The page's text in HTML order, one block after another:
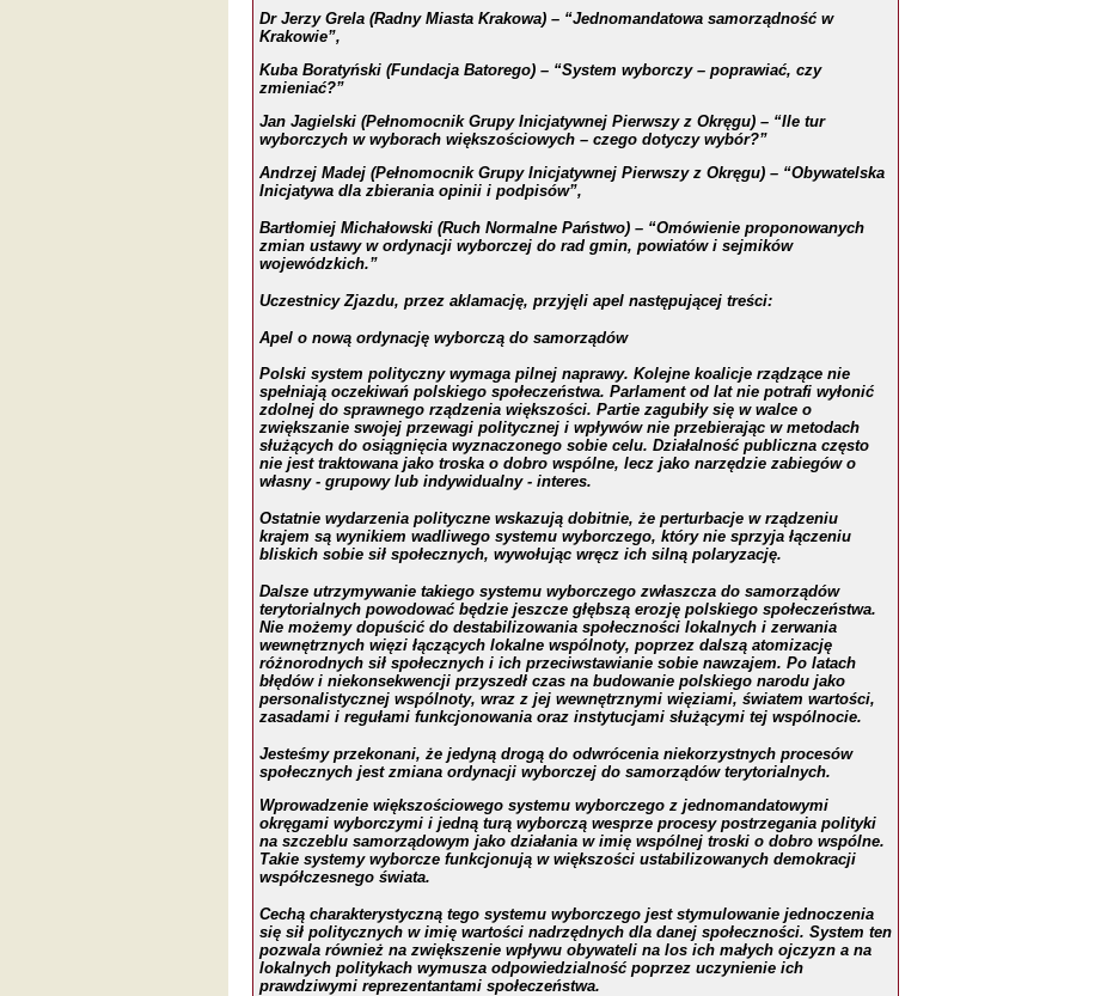
Dr Jerzy Grela (Radny Miasta Krakowa) – “Jednomandatowa samorządność w
Krakowie”,
Kuba Boratyński (Fundacja Batorego) – “System wyborczy – poprawiać, czy
zmieniać?”
Jan Jagielski (Pełnomocnik Grupy Inicjatywnej Pierwszy z Okręgu) – “Ile tur
wyborczych w wyborach większościowych – czego dotyczy wybór?”
Andrzej Madej (Pełnomocnik Grupy Inicjatywnej Pierwszy z Okręgu) – “Obywatelska
Inicjatywa dla zbierania opinii i podpisów”,
Bartłomiej Michałowski (Ruch Normalne Państwo) – “Omówienie proponowanych
zmian ustawy w ordynacji wyborczej do rad gmin, powiatów i sejmików
wojewódzkich.”
Uczestnicy Zjazdu, przez aklamację, przyjęli apel następującej treści:
Apel o nową ordynację wyborczą do samorządów
Polski system polityczny wymaga pilnej naprawy. Kolejne koalicje rządzące nie
spełniają oczekiwań polskiego społeczeństwa. Parlament od lat nie potrafi wyłonić
zdolnej do sprawnego rządzenia większości. Partie zagubiły się w walce o
zwiększanie swojej przewagi politycznej i wpływów nie przebierając w metodach
służących do osiągnięcia wyznaczonego sobie celu. Działalność publiczna często
nie jest traktowana jako troska o dobro wspólne, lecz jako narzędzie zabiegów o
własny - grupowy lub indywidualny - interes.
Ostatnie wydarzenia polityczne wskazują dobitnie, że perturbacje w rządzeniu
krajem są wynikiem wadliwego systemu wyborczego, który nie sprzyja łączeniu
bliskich sobie sił społecznych, wywołując wręcz ich silną polaryzację.
Dalsze utrzymywanie takiego systemu wyborczego zwłaszcza do samorządów
terytorialnych powodować będzie jeszcze głębszą erozję polskiego społeczeństwa.
Nie możemy dopuścić do destabilizowania społeczności lokalnych i zerwania
wewnętrznych więzi łączących lokalne wspólnoty, poprzez dalszą atomizację
różnorodnych sił społecznych i ich przeciwstawianie sobie nawzajem. Po latach
błędów i niekonsekwencji przyszedł czas na budowanie polskiego narodu jako
personalistycznej wspólnoty, wraz z jej wewnętrznymi więziami, światem wartości,
zasadami i regułami funkcjonowania oraz instytucjami służącymi tej wspólnocie.
Jesteśmy przekonani, że jedyną drogą do odwrócenia niekorzystnych procesów
społecznych jest zmiana ordynacji wyborczej do samorządów terytorialnych.
Wprowadzenie większościowego systemu wyborczego z jednomandatowymi
okręgami wyborczymi i jedną turą wyborczą wesprze procesy postrzegania polityki
na szczeblu samorządowym jako działania w imię wspólnej troski o dobro wspólne.
Takie systemy wyborcze funkcjonują w większości ustabilizowanych demokracji
współczesnego świata.
Cechą charakterystyczną tego systemu wyborczego jest stymulowanie jednoczenia
się sił politycznych w imię wartości nadrzędnych dla danej społeczności. System ten
pozwala również na zwiększenie wpływu obywateli na los ich małych ojczyzn a na
lokalnych politykach wymusza odpowiedzialność poprzez uczynienie ich
prawdziwymi reprezentantami społeczeństwa.